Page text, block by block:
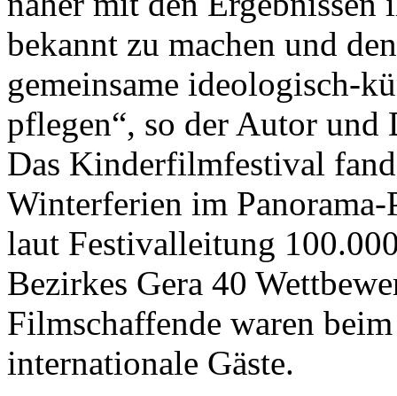
bekannt zu machen und
gemeinsame ideologisch-
pflegen“, so der Autor und
Das Kinderfilmfestival
Winterferien im Panorama-
laut Festivalleitung
Bezirkes Gera 40
Filmschaffende waren
internationale Gäste.